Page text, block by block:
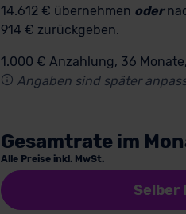
14.612 € übernehmen oder
914 € zurückgeben.
1.000 € Anzahlung, 36
Angaben sind später
Gesamtrate im
Alle Preise inkl. MwSt.
Selber